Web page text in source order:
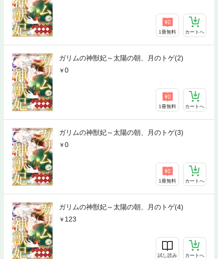
1冊無料 カートへ
ガリムの神獣妃～太陽の朝、月のトゲ(2)
0
1冊無料 カートへ
ガリムの神獣妃～太陽の朝、月のトゲ(3)
0
1冊無料 カートへ
ガリムの神獣妃～太陽の朝、月のトゲ(4)
123
試し読み カートへ